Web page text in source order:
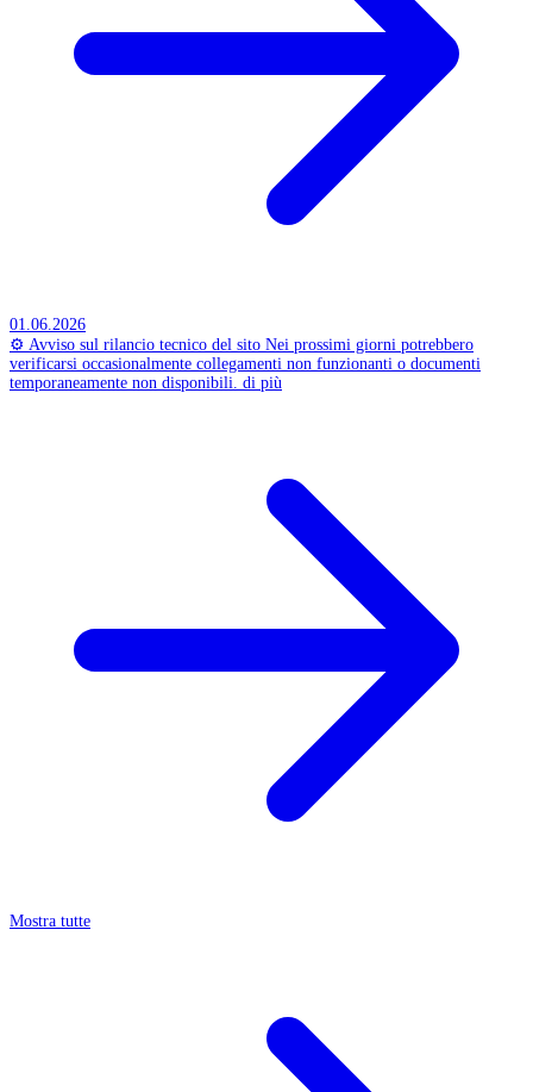
01.06.2026
⚙️ Avviso sul rilancio tecnico del sito Nei prossimi giorni potrebbero
verificarsi occasionalmente collegamenti non funzionanti o documenti
temporaneamente non disponibili. di più
Mostra tutte